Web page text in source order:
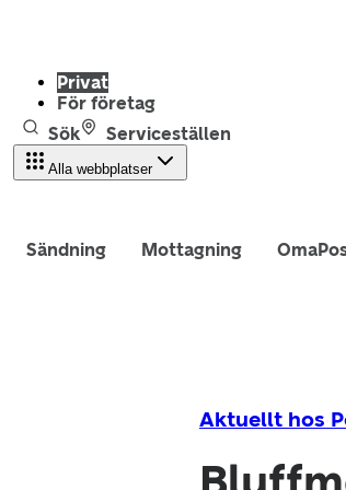
Privat
För företag
Sök
Serviceställen
Alla webbplatser
Sändning Mottagning
Aktuellt hos